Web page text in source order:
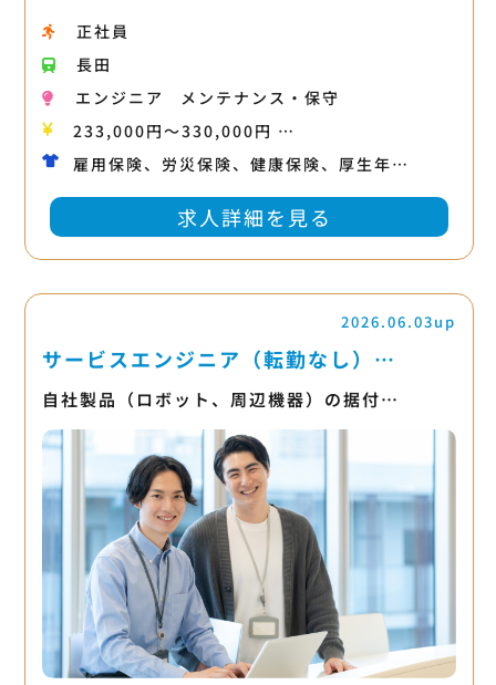
正社員
長田
エンジニア
メンテナンス・保守
233,000円〜330,000円 …
雇用保険、労災保険、健康保険、厚生年…
求人詳細を見る
2026.06.03up
サービスエンジニア（転勤なし）…
自社製品（ロボット、周辺機器）の据付…